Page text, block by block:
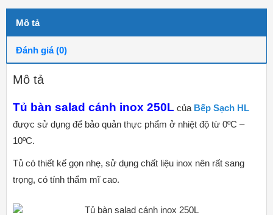
Mô tả
Đánh giá (0)
Mô tả
Tủ bàn salad cánh inox 250L của Bếp Sạch HL
được sử dụng để bảo quản thực phẩm ở nhiệt độ từ 0ºC –
10ºC.
Tủ có thiết kế gọn nhẹ, sử dụng chất liệu inox nên rất sang
trọng, có tính thẩm mĩ cao.